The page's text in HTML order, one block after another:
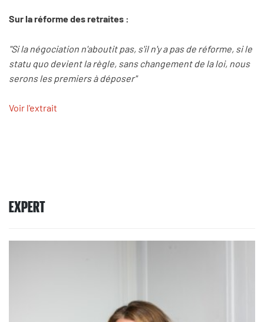
Sur la réforme des retraites :
"Si la négociation n'aboutit pas, s'il n'y a pas de réforme, si le
statu quo devient la règle, sans changement de la loi, nous
serons les premiers à déposer"
Voir l'extrait
EXPERT